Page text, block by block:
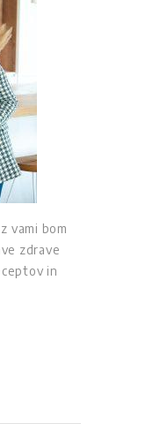
vami bom
zdrave
in